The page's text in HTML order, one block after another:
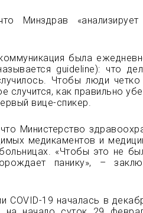
Минздрав
была
guideline): что
Чтобы люди
случится, как правильно
вице-спикер.
Министерство
медикаментов и
«Чтобы это не
панику», –
COVID-19 началась в